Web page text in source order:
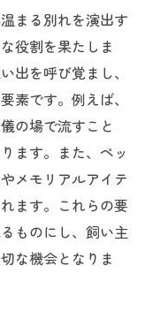
まる別れを演出す
役割を果たしま
出を呼び覚まし、
素です。例えば、
の場で流すこと
ます。また、ペッ
メモリアルアイテ
ます。これらの要
ものにし、飼い主
な機会となりま